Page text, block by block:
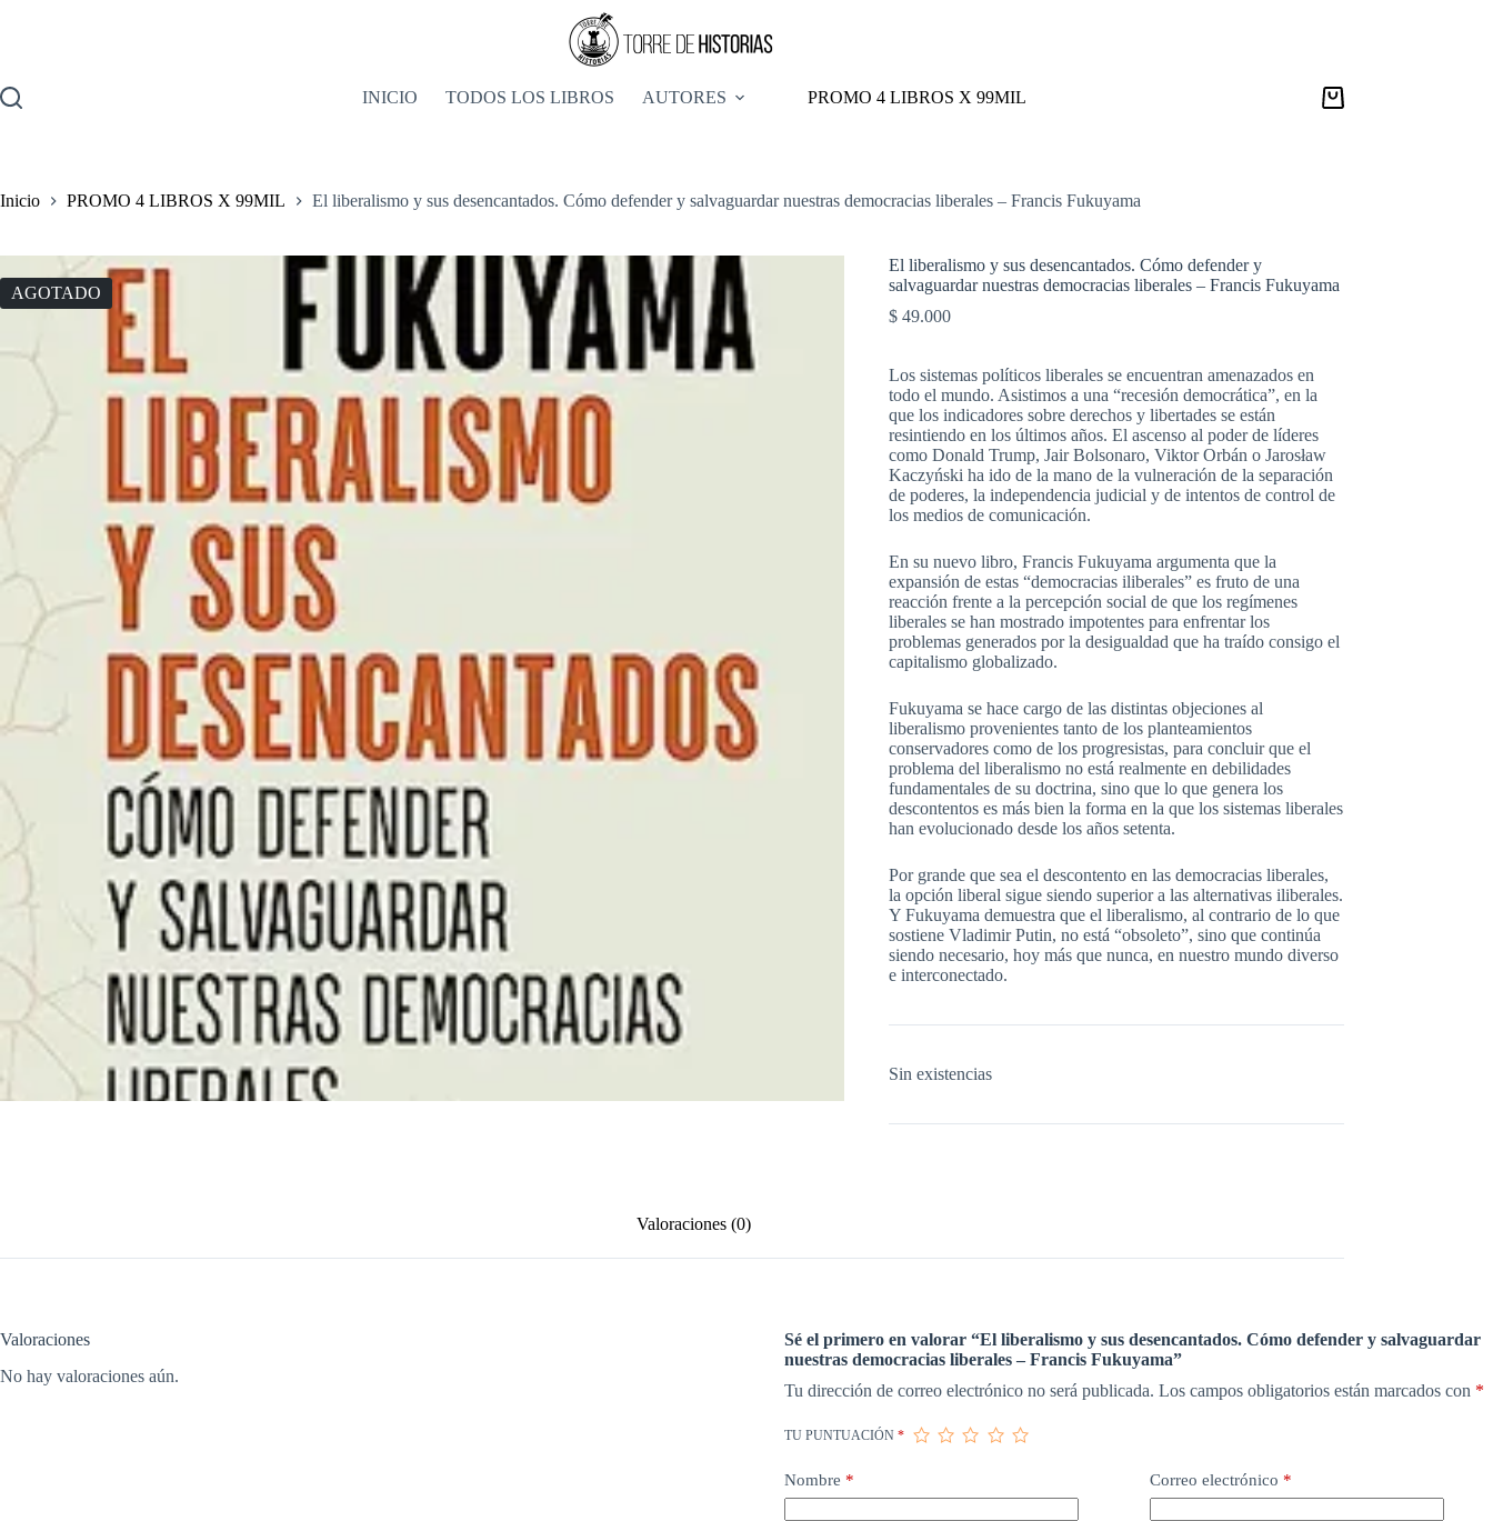
INICIO TODOS LOS LIBROS AUTORES PROMO 4 LIBROS X 99MIL
Carro
Inicio PROMO 4 LIBROS X 99MIL El liberalismo y sus desencantados. Cómo defender y salvaguardar nuestras democracias liberales – Francis Fukuyama
AGOTADO
El liberalismo y sus desencantados. Cómo defender y
salvaguardar nuestras democracias liberales – Francis Fukuyama
$ 49.000
Los sistemas políticos liberales se encuentran amenazados en
todo el mundo. Asistimos a una “recesión democrática”, en la
que los indicadores sobre derechos y libertades se están
resintiendo en los últimos años. El ascenso al poder de líderes
como Donald Trump, Jair Bolsonaro, Viktor Orbán o Jarosław
Kaczyński ha ido de la mano de la vulneración de la separación
de poderes, la independencia judicial y de intentos de control de
los medios de comunicación.
En su nuevo libro, Francis Fukuyama argumenta que la
expansión de estas “democracias iliberales” es fruto de una
reacción frente a la percepción social de que los regímenes
liberales se han mostrado impotentes para enfrentar los
problemas generados por la desigualdad que ha traído consigo el
capitalismo globalizado.
Fukuyama se hace cargo de las distintas objeciones al
liberalismo provenientes tanto de los planteamientos
conservadores como de los progresistas, para concluir que el
problema del liberalismo no está realmente en debilidades
fundamentales de su doctrina, sino que lo que genera los
descontentos es más bien la forma en la que los sistemas liberales
han evolucionado desde los años setenta.
Por grande que sea el descontento en las democracias liberales,
la opción liberal sigue siendo superior a las alternativas iliberales.
Y Fukuyama demuestra que el liberalismo, al contrario de lo que
sostiene Vladimir Putin, no está “obsoleto”, sino que continúa
siendo necesario, hoy más que nunca, en nuestro mundo diverso
e interconectado.
Sin existencias
Valoraciones (0)
Valoraciones
No hay valoraciones aún.
Sé el primero en valorar “El liberalismo y sus desencantados. Cómo defender y salvaguardar
nuestras democracias liberales – Francis Fukuyama”
Tu dirección de correo electrónico no será publicada. Los campos obligatorios están marcados con *
TU PUNTUACIÓN *
Nombre * Correo electrónico *